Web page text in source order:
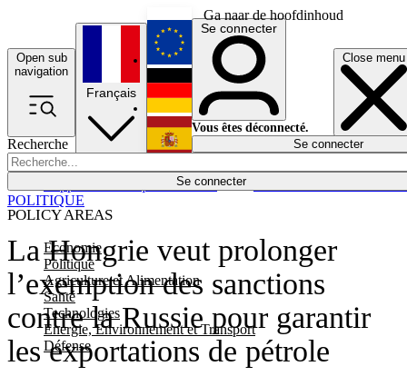
Ga naar de hoofdinhoud
Open sub
navigation
Close menu
Recherche
Se connecter
POLICY AREAS
Economie
Politique
Agriculture et Alimentation
Santé
Technologies
Energie, Environnement et Transport
Défense
Économie
Français
English
Deutsch
Español
Se connecter
Vous êtes déconnecté.
Se connecter
La Hongrie veut prolonger
l’exemption des sanctions
contre la Russie pour garantir
les exportations de pétrole
POLITIQUE